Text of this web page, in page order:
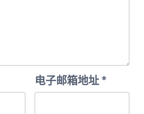
电子邮箱地址*